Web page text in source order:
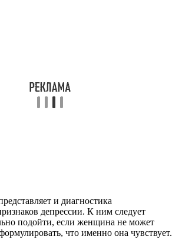
и диагностика
депрессии. К ним следует
подойти, если женщина не может
что именно она чувствует.